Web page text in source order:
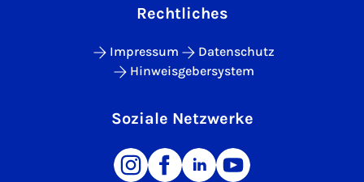
Rechtliches
Impressum
Datenschutz
Hinweisgebersystem
Soziale Netzwerke